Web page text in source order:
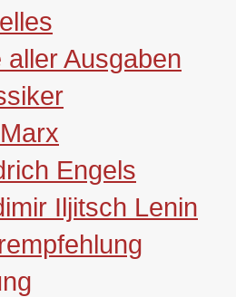
aller Ausgaben
Engels
Iljitsch Lenin